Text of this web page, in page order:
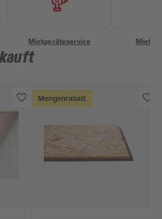
Mietgeräteservice
Mengenrabatt